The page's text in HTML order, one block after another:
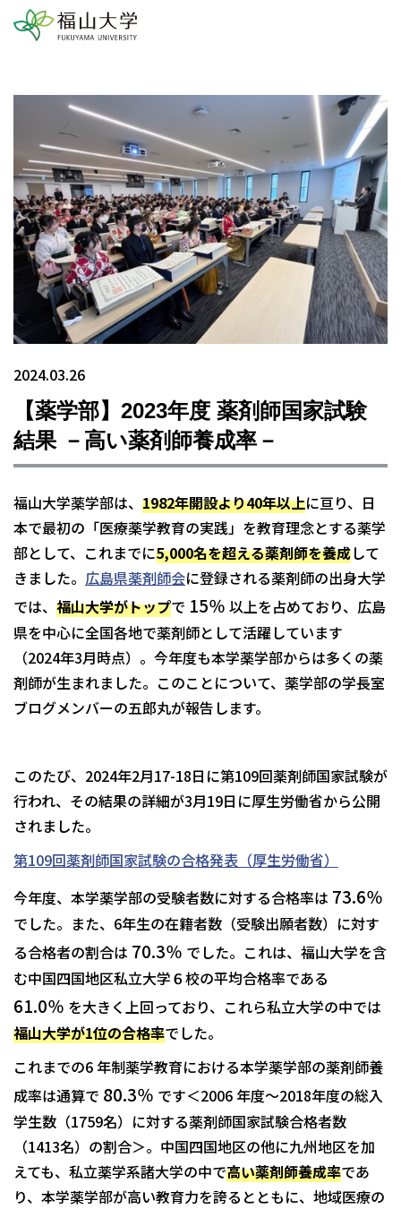
2024.03.26
【薬学部】2023年度 薬剤師国家試験
結果 －高い薬剤師養成率－
福山大学薬学部は、 1982年開設より40年以上に亘り、日
本で最初の「医療薬学教育の実践」を教育理念とする薬学
部として、これまでに5,000名を超える薬剤師を養成して
きました。 広島県薬剤師会に登録される薬剤師の出身大学
では、 福山大学がトップで 15％ 以上を占めており、広島
県を中心に全国各地で薬剤師として活躍しています
（2024年3月時点）。今年度も本学薬学部からは多くの薬
剤師が生まれました。このことについて、薬学部の学長室
ブログメンバーの五郎丸が報告します。
このたび、2024年2月17-18日に第109回薬剤師国家試験が
行われ、その結果の詳細が3月19日に厚生労働省から公開
されました。
第109回薬剤師国家試験の合格発表（厚生労働省）
今年度、本学薬学部の受験者数に対する合格率は 73.6％
でした。また、6年生の在籍者数（受験出願者数）に対す
る合格者の割合は 70.3％ でした。これは、福山大学を含
む中国四国地区私立大学６校の平均合格率である
61.0％ を大きく上回っており、これら私立大学の中では
福山大学が1位の合格率でした。
これまでの6 年制薬学教育における本学薬学部の薬剤師養
成率は通算で 80.3％ です＜2006 年度～2018年度の総入
学生数（1759名）に対する薬剤師国家試験合格者数
（1413名）の割合＞。中国四国地区の他に九州地区を加
えても、私立薬学系諸大学の中で高い薬剤師養成率であ
り、本学薬学部が高い教育力を誇るとともに、地域医療の